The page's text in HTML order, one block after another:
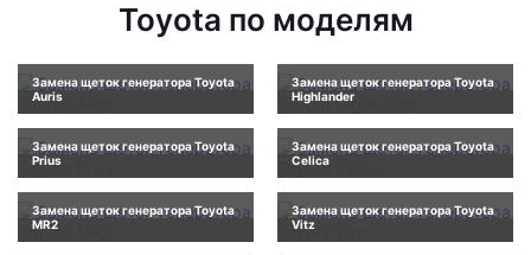
Toyota по моделям
Замена щеток генератора Toyota
Auris
Замена щеток генератора Toyota
Highlander
Замена щеток генератора Toyota
Prius
Замена щеток генератора Toyota
Celica
Замена щеток генератора Toyota
MR2
Замена щеток генератора Toyota
Vitz